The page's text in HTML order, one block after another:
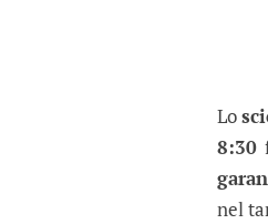
Lo
8:30
nel